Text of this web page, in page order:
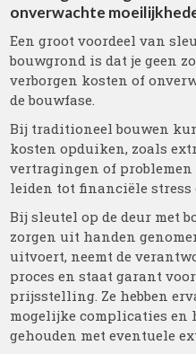
onverwachte
Een groot voordeel van
bouwgrond is dat je geen
verborgen kosten of
de bouwfase.
Bij traditioneel bouwen
kosten opduiken, zoals
vertragingen of
leiden tot financiële
Bij sleutel op de deur met
zorgen uit handen
uitvoert, neemt de
proces en staat garant
prijsstelling. Ze hebben
mogelijke complicaties en
gehouden met eventuele